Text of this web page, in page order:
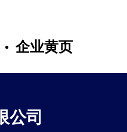
企业黄页
公司